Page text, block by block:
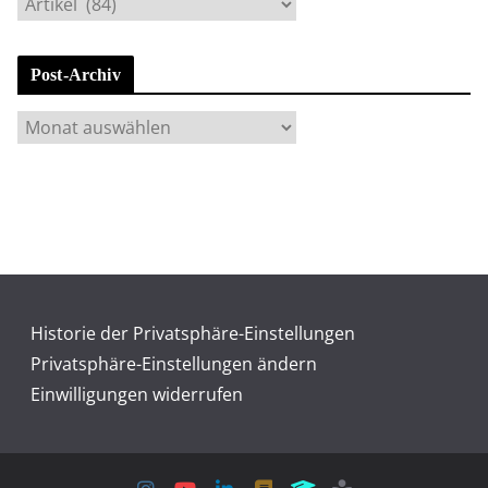
t
g
Post-Archiv
Historie der Privatsphäre-Einstellungen
Privatsphäre-Einstellungen ändern
Einwilligungen widerrufen